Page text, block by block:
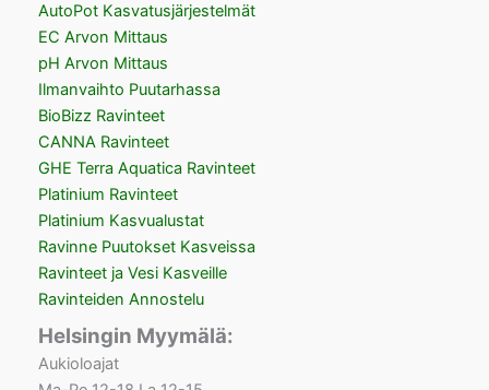
AutoPot Kasvatusjärjestelmät
EC Arvon Mittaus
pH Arvon Mittaus
Ilmanvaihto Puutarhassa
BioBizz Ravinteet
CANNA Ravinteet
GHE Terra Aquatica Ravinteet
Platinium Ravinteet
Platinium Kasvualustat
Ravinne Puutokset Kasveissa
Ravinteet ja Vesi Kasveille
Ravinteiden Annostelu
Helsingin Myymälä:
Aukioloajat